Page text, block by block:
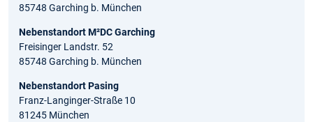
85748 Garching b. München
Nebenstandort M²DC Garching
Freisinger Landstr. 52
85748 Garching b. München
Nebenstandort Pasing
Franz-Langinger-Straße 10
81245 München